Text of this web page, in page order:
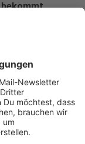
bekommt,
geworfen.
ein
States of
mit der